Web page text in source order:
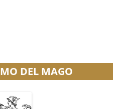
DEL MAGO